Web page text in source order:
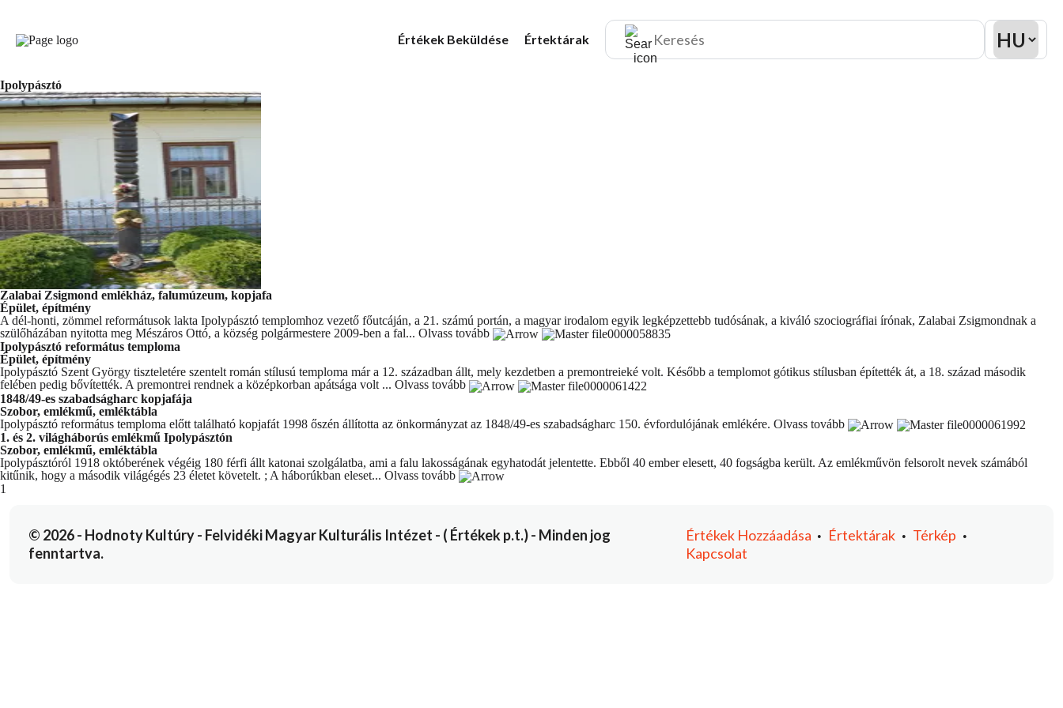
Értékek Beküldése Értektárak
Ipolypásztó
Zalabai Zsigmond emlékház, falumúzeum, kopjafa
Épület, építmény
A dél-honti, zömmel reformátusok lakta Ipolypásztó templomhoz vezető főutcáján, a 21. számú portán, a magyar irodalom egyik legképzettebb tudósának, a kiváló szociográfiai írónak, Zalabai Zsigmondnak a
szülőházában nyitotta meg Mészáros Ottó, a község polgármestere 2009-ben a fal... Olvass tovább
Ipolypásztó református temploma
Épület, építmény
Ipolypásztó Szent György tiszteletére szentelt román stílusú temploma már a 12. században állt, mely kezdetben a premontreieké volt. Később a templomot gótikus stílusban építették át, a 18. század második
felében pedig bővítették. A premontrei rendnek a középkorban apátsága volt ... Olvass tovább
1848/49-es szabadságharc kopjafája
Szobor, emlékmű, emléktábla
Ipolypásztó református temploma előtt található kopjafát 1998 őszén állította az önkormányzat az 1848/49-es szabadságharc 150. évfordulójának emlékére. Olvass tovább
1. és 2. világháborús emlékmű Ipolypásztón
Szobor, emlékmű, emléktábla
Ipolypásztóról 1918 októberének végéig 180 férfi állt katonai szolgálatba, ami a falu lakosságának egyhatodát jelentette. Ebből 40 ember elesett, 40 fogságba került. Az emlékművön felsorolt nevek számából
kitűnik, hogy a második világégés 23 életet követelt. ; A háborúkban eleset... Olvass tovább
You're currently reading page
1
© 2026 - Hodnoty Kultúry - Felvidéki Magyar Kulturális Intézet - ( Értékek p.t.) - Minden jog
fenntartva.
Értékek Hozzáadása • Értektárak • Térkép •
Kapcsolat